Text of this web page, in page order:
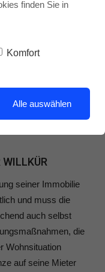
Umlage von
aus Karlsruhe
WILLKÜR
seiner Immobilie
und muss die
auch selbst
die
Wohnsituation
auf seine Mieter
finden Sie in
Komfort
Alle auswählen